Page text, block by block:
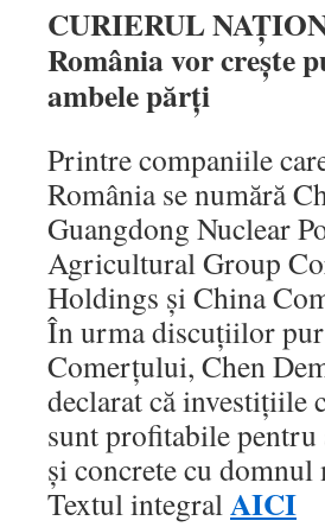
CURIERUL
România vor creşte
ambele părţi
Printre companiile
România se numără
Guangdong Nuclear
Agricultural Group
Holdings şi China
În urma discuţiilor
Comerţului, Chen
declarat că investiţiile
sunt profitabile
şi concrete cu
Textul integralAICI